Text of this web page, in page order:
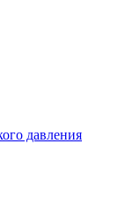
давления